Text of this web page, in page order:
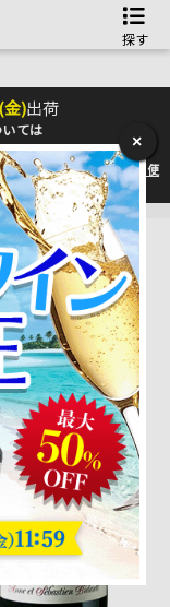
探す
金)出荷
ては
ます。最新情報は佐川急便
×